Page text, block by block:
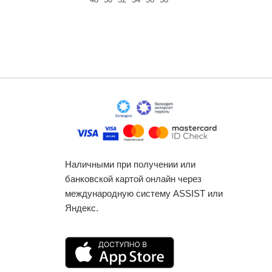
Наличными при получении или
банковской картой онлайн через
международную систему ASSIST или
Яндекс.